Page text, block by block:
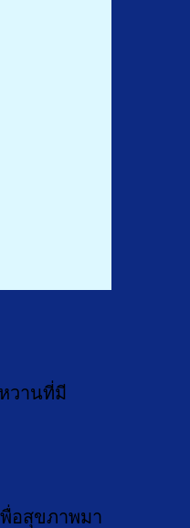
วานที่มี
อสุขภาพมา